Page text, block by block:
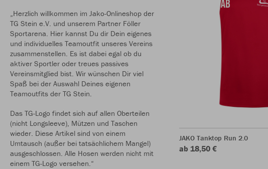
„Herzlich willkommen im Jako-Onlineshop der
TG Stein e.V. und unserem Partner Föller
Sportarena. Hier kannst Du dir Dein eigenes
und individuelles Teamoutfit unseres Vereins
zusammenstellen. Es ist dabei egal ob du
aktiver Sportler oder treues passives
Vereinsmitglied bist. Wir wünschen Dir viel
Spaß bei der Auswahl Deines eigenen
Teamoutfits der TG Stein.
Das TG-Logo findet sich auf allen Oberteilen
(nicht Longsleeve), Mützen und Taschen
wieder. Diese Artikel sind von einem
Umtausch (außer bei tatsächlichem Mangel)
ausgeschlossen. Alle Hosen werden nicht mit
einem TG-Logo versehen.“
JAKO Tanktop Run 2.0
ab 18,50 €